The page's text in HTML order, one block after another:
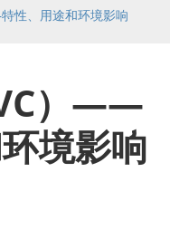
性、用途和环境影响
）——
境影响